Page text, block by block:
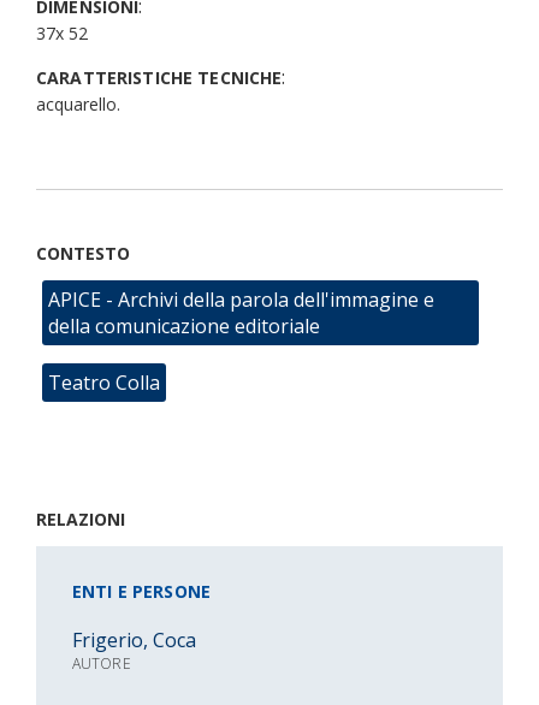
DIMENSIONI:
37x 52
CARATTERISTICHE TECNICHE:
acquarello.
CONTESTO
APICE - Archivi della parola dell'immagine e
della comunicazione editoriale
Teatro Colla
RELAZIONI
ENTI E PERSONE
Frigerio, Coca
AUTORE